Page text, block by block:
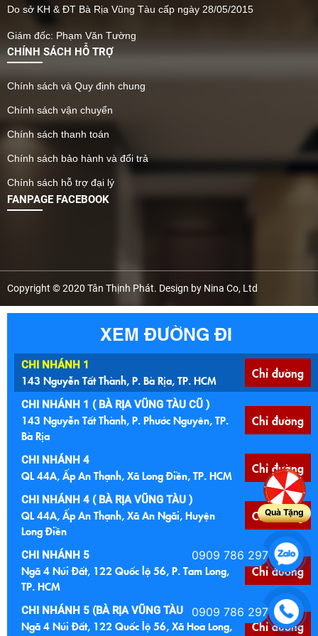
Do sở KH & ĐT Bà Rịa Vũng Tàu cấp ngày 28/05/2015
Giám đốc: Phạm Văn Tường
CHÍNH SÁCH HỖ TRỢ
Chính sách và Quy định chung
Chính sách vận chuyển
Chính sách thanh toán
Chính sách bảo hành và đổi trả
Chính sách hỗ trợ đại lý
FANPAGE FACEBOOK
Copyright © 2020 Tân Thịnh Phát. Design by Nina Co, Ltd
XEM ĐƯỜNG ĐI
CHI NHÁNH 1
143 Nguyễn Tất Thành, P. Bà Rịa, TP. HCM Chỉ đường
CHI NHÁNH 1 ( BÀ RỊA VŨNG TÀU CŨ )
143 Nguyễn Tất Thành, P. Phước Nguyên, TP.
Bà Rịa
Chỉ đường
CHI NHÁNH 4
QL 44A, Ấp An Thạnh, Xã Long Điền, TP. HCM Chỉ đường
CHI NHÁNH 4 ( BÀ RỊA VŨNG TÀU )
QL 44A, Ấp An Thạnh, Xã An Ngãi, Huyện
Long Điền
Chỉ đường
CHI NHÁNH 5
Ngã 4 Núi Đất, 122 Quốc lộ 56, P. Tam Long,
TP. HCM
Chỉ đường
CHI NHÁNH 5 (BÀ RỊA VŨNG TÀU CŨ )
Ngã 4 Núi Đất, 122 Quốc lộ 56, Xã Hoà Long,
Chỉ đường
Quà Tặng
0909 786 297
0909 786 297